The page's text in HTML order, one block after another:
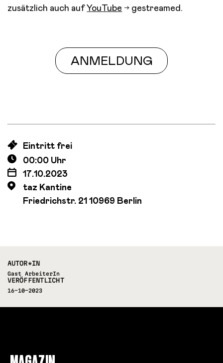
zusätzlich auch auf YouTube gestreamed.
ANMELDUNG
Eintritt frei
00:00 Uhr
17.10.2023
taz Kantine
Friedrichstr. 21 10969 Berlin
AUTOR*IN
Gast ArbeiterIn
VERÖFFENTLICHT
16-10-2023